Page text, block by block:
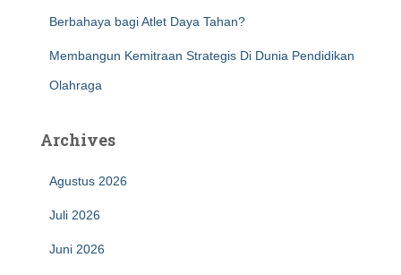
Berbahaya bagi Atlet Daya Tahan?
Membangun Kemitraan Strategis Di Dunia Pendidikan
Olahraga
Archives
Agustus 2026
Juli 2026
Juni 2026